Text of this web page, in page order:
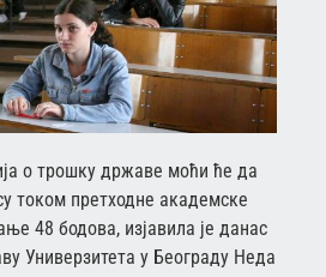
о трошку државе моћи ће да
током претходне академске
48 бодова, изјавила је данас
Универзитета у Београду Неда